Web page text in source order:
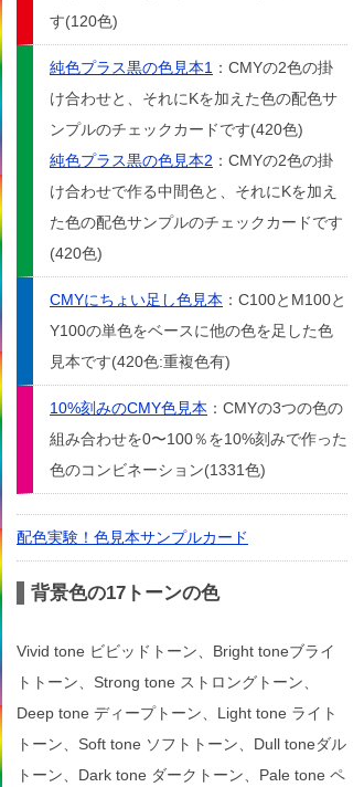
す(120色)
純色プラス黒の色見本1 ：CMYの2色の掛
け合わせと、それにKを加えた色の配色サ
ンプルのチェックカードです(420色)
純色プラス黒の色見本2 ：CMYの2色の掛
け合わせで作る中間色と、それにKを加え
た色の配色サンプルのチェックカードです
(420色)
CMYにちょい足し色見本 ：C100とM100と
Y100の単色をベースに他の色を足した色
見本です(420色:重複色有)
10%刻みのCMY色見本 ：CMYの3つの色の
組み合わせを0〜100％を10%刻みで作った
色のコンビネーション(1331色)
配色実験！色見本サンプルカード
背景色の17トーンの色
Vivid tone ビビッドトーン、Bright toneブライ
トトーン、Strong tone ストロングトーン、
Deep tone ディープトーン、Light tone ライト
トーン、Soft tone ソフトトーン、Dull toneダル
トーン、Dark tone ダークトーン、Pale tone ペ